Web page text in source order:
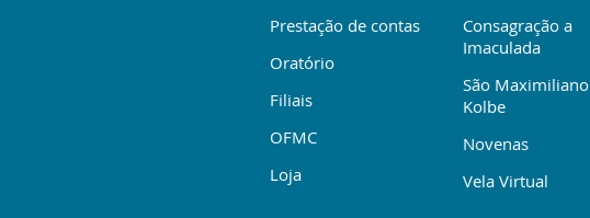
Prestação de contas
Oratório
Filiais
OFMC
Loja
Consagração a
Imaculada
São Maximiliano
Kolbe
Novenas
Vela Virtual